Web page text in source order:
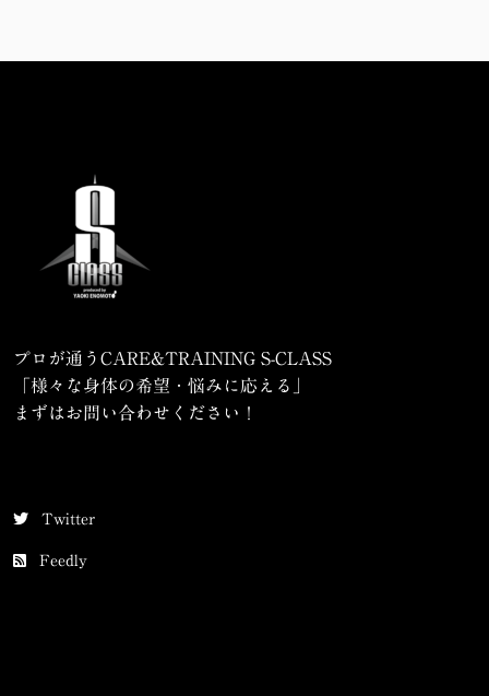
プロが通うCARE&TRAINING S-CLASS
「様々な身体の希望・悩みに応える」
まずはお問い合わせください！
Twitter
Feedly